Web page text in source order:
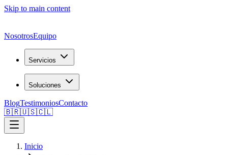
Skip to main content
NosotrosEquipo
Servicios
Soluciones
BlogTestimoniosContacto
🇧🇷🇺🇸🇨🇱
Inicio